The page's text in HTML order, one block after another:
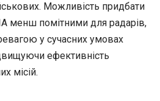
Можливість придбати
менш помітними для радарів,
у сучасних умовах
ефективність
місій.